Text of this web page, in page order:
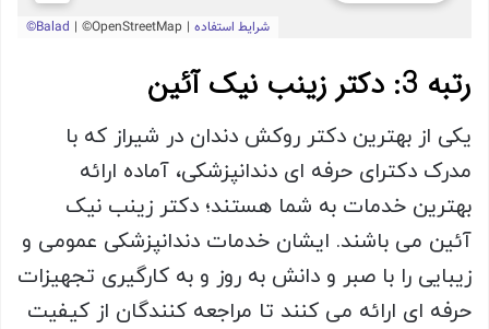
رتبه 3: دکتر زینب نیک آئین
یکی از بهترین دکتر روکش دندان در شیراز که با
مدرک دکترای حرفه ای دندانپزشکی، آماده ارائه
بهترین خدمات به شما هستند؛ دکتر زینب نیک
آئین می باشند. ایشان خدمات دندانپزشکی عمومی و
زیبایی را با صبر و دانش به روز و به کارگیری تجهیزات
حرفه ای ارائه می کنند تا مراجعه کنندگان از کیفیت